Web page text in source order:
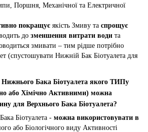
Поршня, Механічної та Електричної
покращує якість Змиву та спрощує
до зменшення витрати води та
змивати – тим рідше потрібно
(спустошувати Нижній Бак Біотуалета для
Бака Біотуалета якого ТИПу
або Хімічно Активними) можна
для Верхнього Бака Біотуалета?
Біотуалета - можна використовувати в
або Біологічного виду Активності